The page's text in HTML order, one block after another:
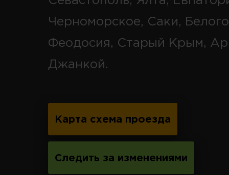
Черноморское, Саки,
Феодосия, Старый Крым,
Джанкой.
Карта схема проезда
Следить за изменениями